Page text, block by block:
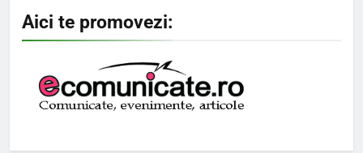
Aici te promovezi: